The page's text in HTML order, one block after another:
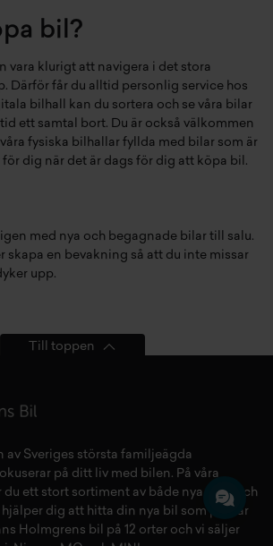
bil?
vara klurigt att navigera i det stora
Därför får du alltid personlig service hos
bilhall kan du sortera och se våra bilar
ett samtal bort. Du är också välkommen
fysiska bilhallar fyllda med bilar som är
dig när det är dags för dig att köpa bil.
med nya och begagnade bilar till salu.
skapa en bevakning så att du inte missar
upp.
Till toppen
av Sveriges största familjeägda
på ditt liv med bilen. På våra
ett stort sortiment av både nya bilaroch
hjälper dig att hitta din nya bil som passar
Holmgrens bil på 12 orter och vi säljer